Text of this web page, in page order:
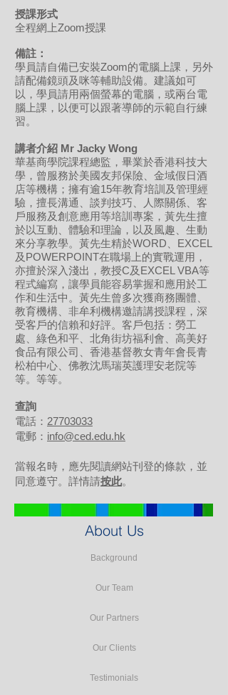
授課形式
全程網上Zoom授課
備註：
學員請自備已安裝Zoom的電腦上課，另外
請配備鏡頭及咪等輔助設備。建議如可
以，學員請用兩個螢幕的電腦，或兩台電
腦上課，以便可以跟著導師的示範自行練
習。
講者介紹 Mr Jacky Wong
華基商學院課程總監，畢業於香港科技大
學，曾服務於美國友邦保險、金域假日酒
店等機構；擁有逾15年教育培訓及管理經
驗，擅長溝通、談判技巧、人際關係、客
戶服務及創意應用等培訓專案，黃先生擅
於以互動、體驗和理論，以及風趣、生動
來分享教學。黃先生精於WORD、EXCEL
及POWERPOINT在職場上的實戰運用，
亦擅於深入淺出，教授C及EXCEL VBA等
程式編寫，讓學員能容易掌握和應用於工
作和生活中。黃先生曾多次獲商務團體、
教育機構、非牟利機構邀請講授課程，深
受客戶的信賴和好評。客戶包括：勞工
處、綠色和平、北角街坊福利會、高美好
食品有限公司、香港基督教女青年會長青
松柏中心、佛教沈馬瑞英護理安老院等
等。等等。
查詢
電話： 27703033
電郵： info@ced.edu.hk
當報名時，應先閱讀網站刊登的條款，並
同意遵守。詳情請按此。
About Us
Background
Our Team
Our Partners
Our Clients
Testimonials